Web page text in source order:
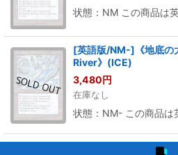
状態：NM この商品は英
[英語版/NM-]《地底
River》(ICE)
3,480円
在庫なし
状態：NM- この商品は